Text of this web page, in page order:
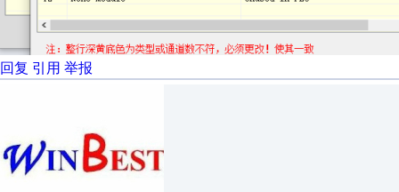
回复 引用 举报